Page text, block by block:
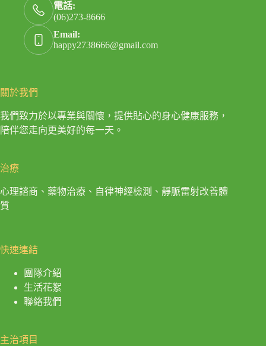
電話:
(06)273-8666
Email:
happy2738666@gmail.com
關於我們
我們致力於以專業與關懷，提供貼心的身心健康服務，
陪伴您走向更美好的每一天。
治療
心理諮商、藥物治療、自律神經檢測、靜脈雷射改善體
質
快速連結
團隊介紹
生活花絮
聯絡我們
主治項目